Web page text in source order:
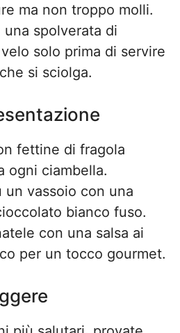
ma non troppo molli.
spolverata di
solo prima di servire
si sciolga.
fettine di fragola
ogni ciambella.
un vassoio con una
bianco fuso.
con una salsa ai
per un tocco gourmet.